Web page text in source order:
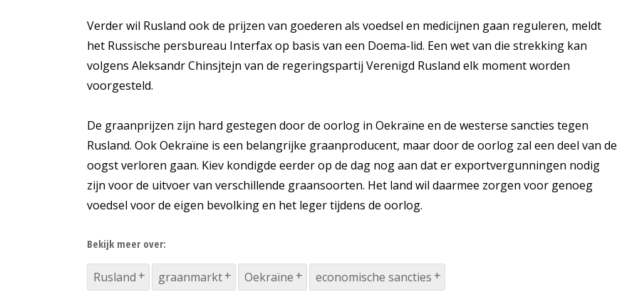
Verder wil Rusland ook de prijzen van goederen als voedsel en medicijnen gaan reguleren, meldt
het Russische persbureau Interfax op basis van een Doema-lid. Een wet van die strekking kan
volgens Aleksandr Chinsjtejn van de regeringspartij Verenigd Rusland elk moment worden
voorgesteld.
De graanprijzen zijn hard gestegen door de oorlog in Oekraïne en de westerse sancties tegen
Rusland. Ook Oekraïne is een belangrijke graanproducent, maar door de oorlog zal een deel van de
oogst verloren gaan. Kiev kondigde eerder op de dag nog aan dat er exportvergunningen nodig
zijn voor de uitvoer van verschillende graansoorten. Het land wil daarmee zorgen voor genoeg
voedsel voor de eigen bevolking en het leger tijdens de oorlog.
Bekijk meer over:
Rusland graanmarkt Oekraïne economische sancties